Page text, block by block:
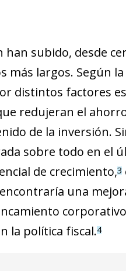
subido, desde
más largos. Según
distintos factores
redujeran el
de la inversión.
sobre todo en el
de crecimiento,3
una
la política fiscal.4